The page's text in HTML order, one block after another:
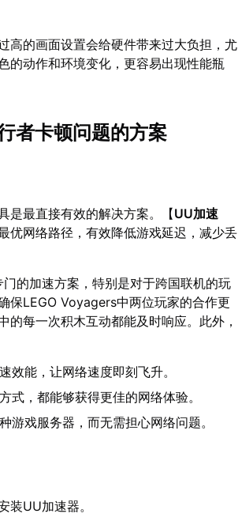
高的画面设置会给硬件带来过大负担，尤
的动作和环境变化，更容易出现性能瓶
者卡顿问题的方案
是最直接有效的解决方案。【UU加速
优网络路径，有效降低游戏延迟，减少丢
的加速方案，特别是对于跨国联机的玩
保LEGO Voyagers中两位玩家的合作更
每一次积木互动都能及时响应。此外，
效能，让网络速度即刻飞升。
式，都能够获得更佳的网络体验。
游戏服务器，而无需担心网络问题。
装UU加速器。